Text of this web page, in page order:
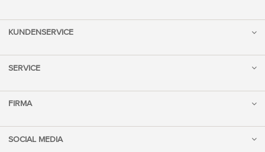
KUNDENSERVICE
SERVICE
FIRMA
SOCIAL MEDIA